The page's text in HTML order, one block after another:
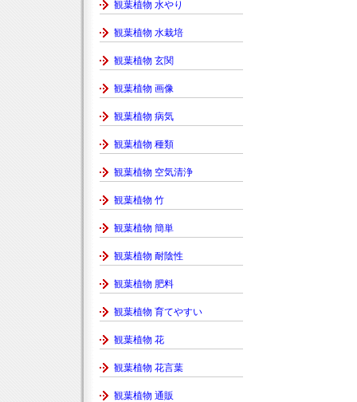
観葉植物 水やり
観葉植物 水栽培
観葉植物 玄関
観葉植物 画像
観葉植物 病気
観葉植物 種類
観葉植物 空気清浄
観葉植物 竹
観葉植物 簡単
観葉植物 耐陰性
観葉植物 肥料
観葉植物 育てやすい
観葉植物 花
観葉植物 花言葉
観葉植物 通販